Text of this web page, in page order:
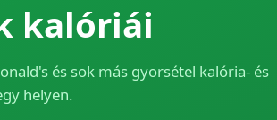
kalóriái
és sok más gyorsétel kalória- és
helyen.